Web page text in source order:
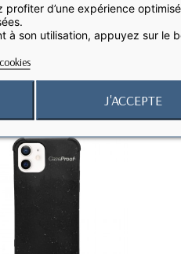
10ème génération
- Coque...
favorite_border
d’une expérience
à son utilisation, appuyez sur le
J'ACCEPTE